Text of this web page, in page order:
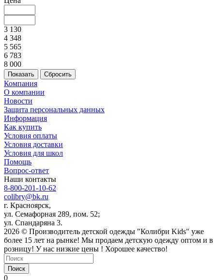
3 130
4 348
5 565
6 783
8 000
Сбросить
Компания
О компании
Новости
Защита персональных данных
Информация
Как купить
Условия оплаты
Условия доставки
Условия для школ
Помощь
Вопрос-ответ
Наши контакты
8-800-201-10-62
colibry@bk.ru
г. Красноярск,
ул. Семафорная 289, пом. 52;
ул. Спандаряна 3.
2026 © Производитель детской одежды "Колибри Kids" уже
более 15 лет на рынке! Мы продаем детскую одежду оптом и в
розницу! У нас низкие цены ! Хорошее качество!
Поиск
0